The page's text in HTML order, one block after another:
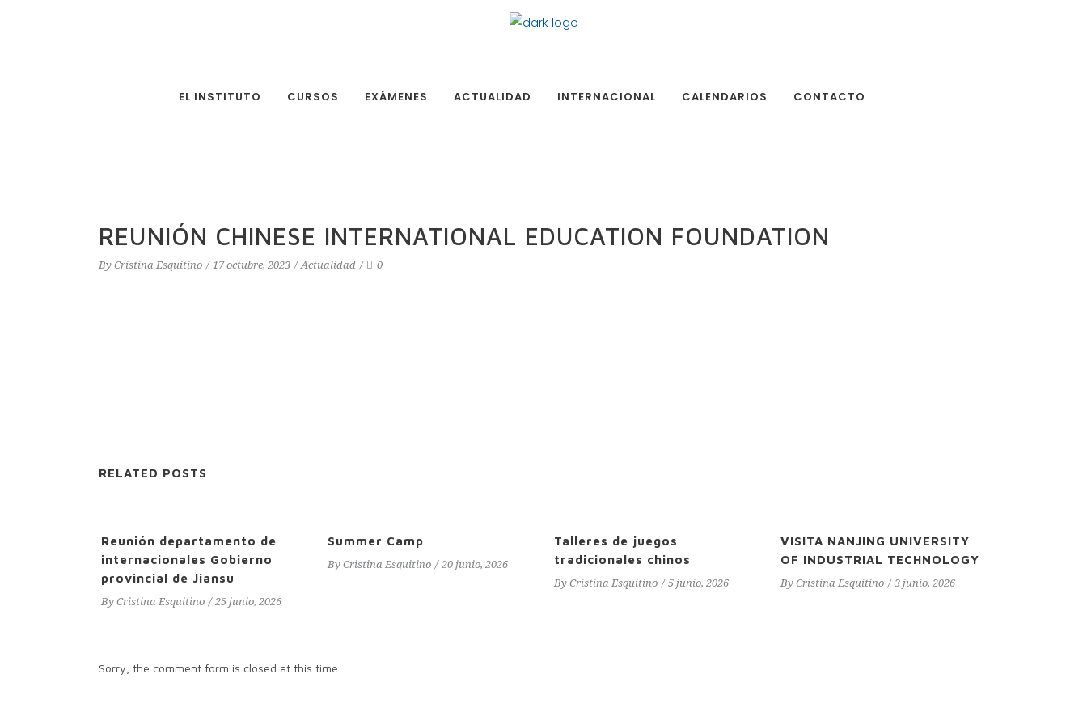
EL INSTITUTO CURSOS EXÁMENES ACTUALIDAD INTERNACIONAL CALENDARIOS CONTACTO
REUNIÓN CHINESE INTERNATIONAL EDUCATION FOUNDATION
By Cristina Esquitino 17 octubre, 2023 Actualidad 0
RELATED POSTS
Reunión departamento de
internacionales Gobierno
provincial de Jiansu
By Cristina Esquitino 25 junio, 2026
Summer Camp
By Cristina Esquitino 20 junio, 2026
Talleres de juegos
tradicionales chinos
By Cristina Esquitino 5 junio, 2026
VISITA NANJING UNIVERSITY
OF INDUSTRIAL TECHNOLOGY
By Cristina Esquitino 3 junio, 2026
Sorry, the comment form is closed at this time.